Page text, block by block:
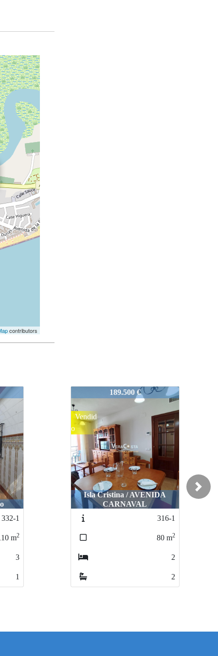
contributors
316-1
80 m2
2
2
133.000 €
Isla Cristina / Avenida Parque
Ocasió
n
Cerca
de la
Playa
326-1
89m2
3
2
Next